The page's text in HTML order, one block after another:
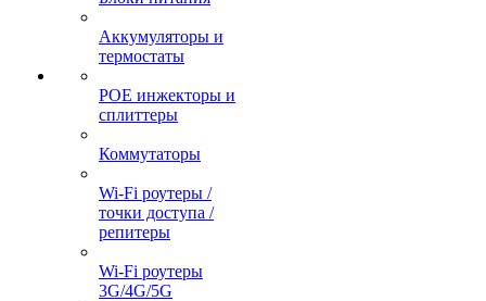
Аккумуляторы и
термостаты
POE инжекторы и
сплиттеры
Коммутаторы
Wi-Fi роутеры /
точки доступа /
репитеры
Wi-Fi роутеры
3G/4G/5G